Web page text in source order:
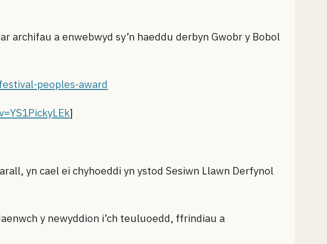
archifau a enwebwyd sy’n haeddu derbyn Gwobr y Bobol
peoples-award
]
yn cael ei chyhoeddi yn ystod Sesiwn Llawn Derfynol
y newyddion i’ch teuluoedd, ffrindiau a